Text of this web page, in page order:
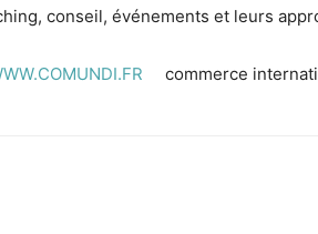
conseil, événements et leurs
commerce